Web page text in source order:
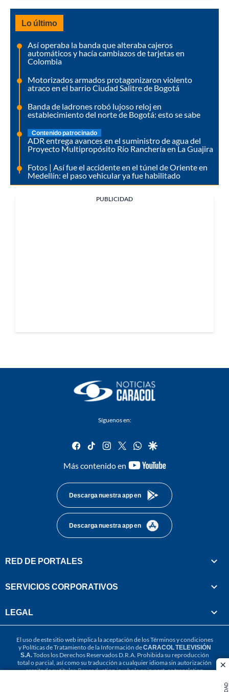
Lo último
Así operaba la banda que alteraba cajeros
automáticos y hacía cambiazos de tarjetas en
Colombia
Motorizados armados protagonizaron violento
atraco en el barrio Ciudad Salitre de Bogotá
Banda de ladrones robó lujoso reloj en
establecimiento del norte de Bogotá: esto se sabe
Contenido patrocinado
ADR entrega avances en el suministro de agua del
Proyecto Multipropósito Río Ranchería en La Guajira
Fotos | Así fue el accidente en el túnel de Oriente en
Medellín: el paso vehicular ya fue habilitado
PUBLICIDAD
Síguenos en:
facebook
tiktok instagram
twitterwhatsapp
google
Más contenido en
youtube-
Descarga nuestra app en
Descarga nuestra app en
RED DE PORTALES
SERVICIOS CORPORATIVOS
LEGAL
El uso de este sitio web implica la aceptación de losTérminos y condiciones
y Políticas de Tratamiento de la Información deCARACOL TELEVISIÓN
S.A.Todos los Derechos Reservados D.R.A. Prohibida su reproducción
total o parcial, así como su traducción a cualquier idioma sin autorización
escrita de su titular. Reproduction in whole or in part, or translation